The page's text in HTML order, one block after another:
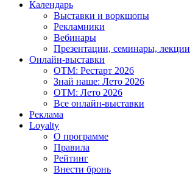
Календарь
Выставки и воркшопы
Рекламники
Вебинары
Презентации, семинары, лекции
Онлайн-выставки
OTM: Рестарт 2026
Знай наше: Лето 2026
OTM: Лето 2026
Все онлайн-выставки
Реклама
Loyalty
О программе
Правила
Рейтинг
Внести бронь